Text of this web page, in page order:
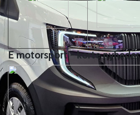
E motorsport - korte nyheder